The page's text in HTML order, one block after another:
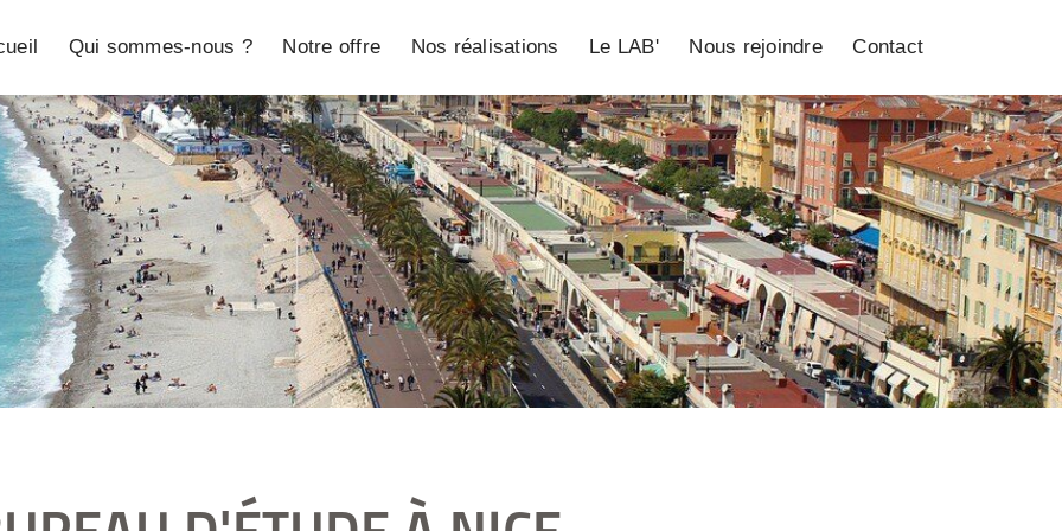
Qui sommes-nous ? Notre offre Nos réalisations Le LAB' Nous rejoindre Contact